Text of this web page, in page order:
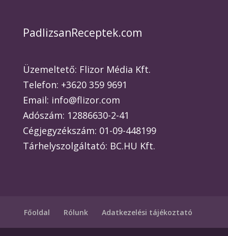
PadlizsanReceptek.com
Üzemeltető: Flizor Média Kft.
Telefon: +3620 359 9691
Email: info@flizor.com
Adószám: 12886630-2-41
Cégjegyzékszám: 01-09-448199
Tárhelyszolgáltató: BC.HU Kft.
Főoldal Rólunk Adatkezelési tájékoztató